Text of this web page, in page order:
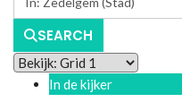
SEARCH
In de kijker